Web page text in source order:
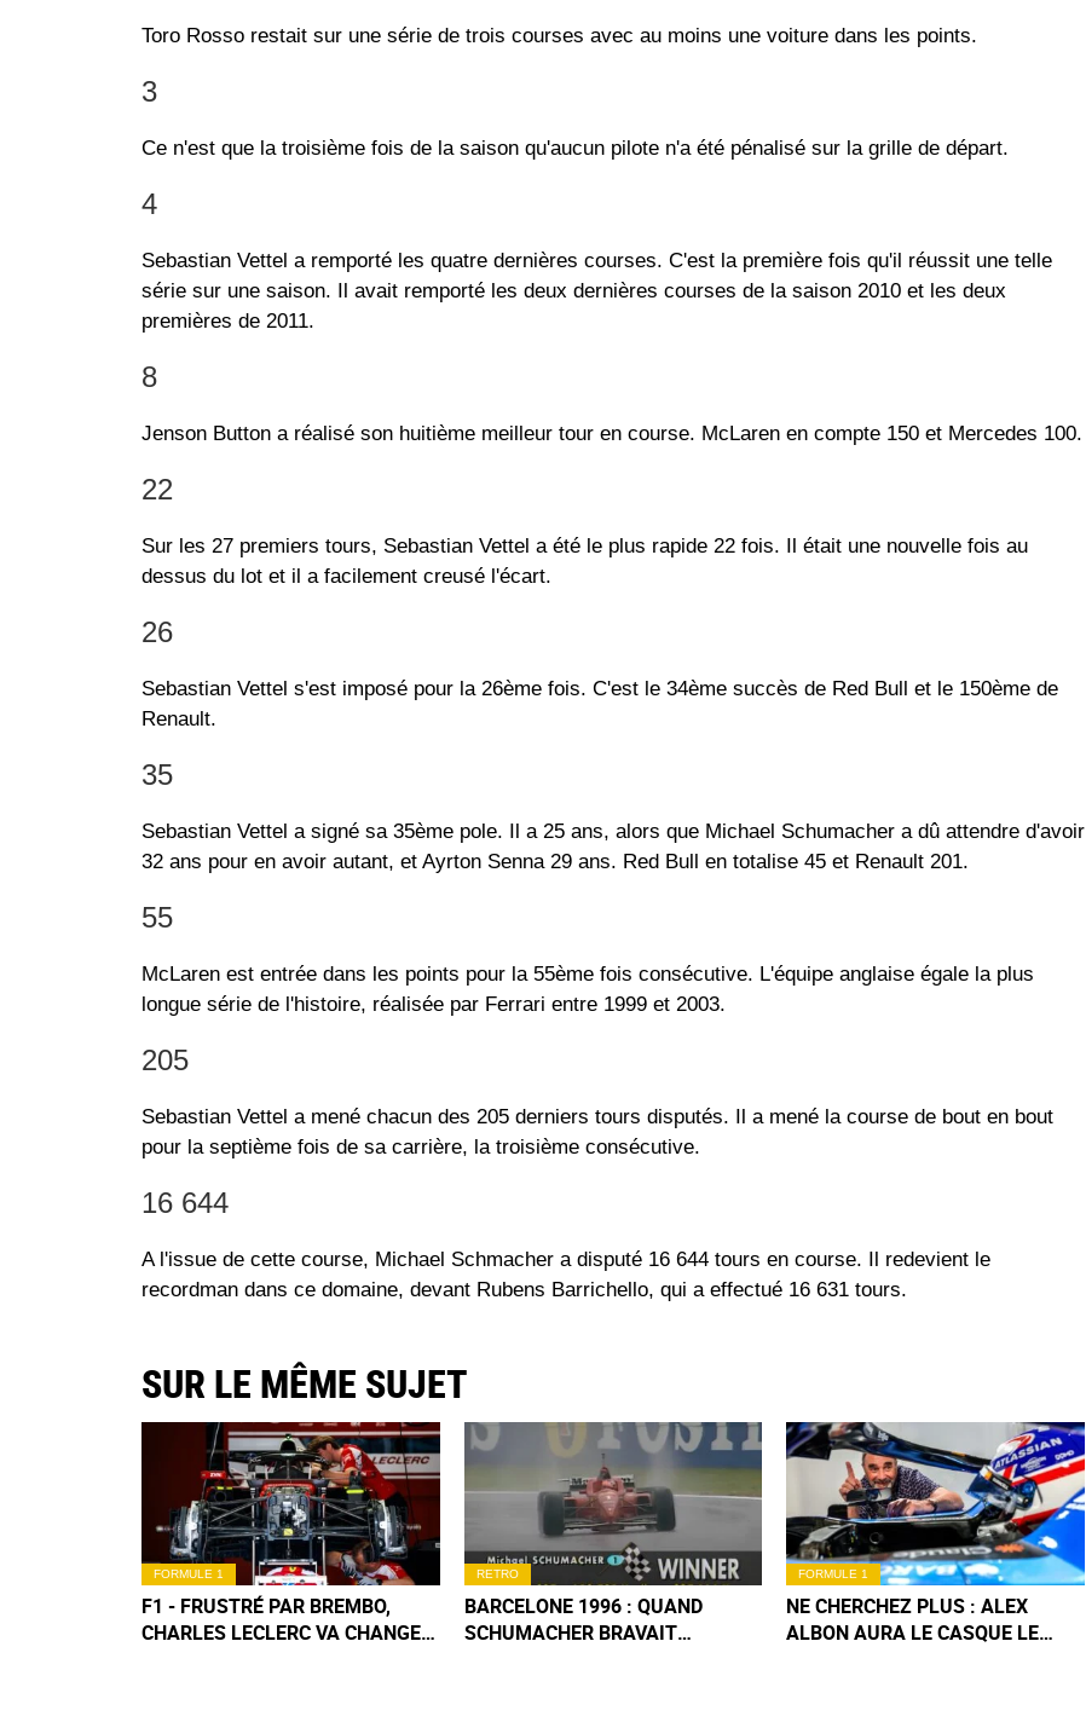
Toro Rosso restait sur une série de trois courses avec au moins une voiture dans les points.
3
Ce n'est que la troisième fois de la saison qu'aucun pilote n'a été pénalisé sur la grille de départ.
4
Sebastian Vettel a remporté les quatre dernières courses. C'est la première fois qu'il réussit une telle
série sur une saison. Il avait remporté les deux dernières courses de la saison 2010 et les deux
premières de 2011.
8
Jenson Button a réalisé son huitième meilleur tour en course. McLaren en compte 150 et Mercedes 100.
22
Sur les 27 premiers tours, Sebastian Vettel a été le plus rapide 22 fois. Il était une nouvelle fois au
dessus du lot et il a facilement creusé l'écart.
26
Sebastian Vettel s'est imposé pour la 26ème fois. C'est le 34ème succès de Red Bull et le 150ème de
Renault.
35
Sebastian Vettel a signé sa 35ème pole. Il a 25 ans, alors que Michael Schumacher a dû attendre d'avoir
32 ans pour en avoir autant, et Ayrton Senna 29 ans. Red Bull en totalise 45 et Renault 201.
55
McLaren est entrée dans les points pour la 55ème fois consécutive. L'équipe anglaise égale la plus
longue série de l'histoire, réalisée par Ferrari entre 1999 et 2003.
205
Sebastian Vettel a mené chacun des 205 derniers tours disputés. Il a mené la course de bout en bout
pour la septième fois de sa carrière, la troisième consécutive.
16 644
A l'issue de cette course, Michael Schmacher a disputé 16 644 tours en course. Il redevient le
recordman dans ce domaine, devant Rubens Barrichello, qui a effectué 16 631 tours.
SUR LE MÊME SUJET
FORMULE 1
F1 - FRUSTRÉ PAR BREMBO,
CHARLES LECLERC VA CHANGER
RETRO
BARCELONE 1996 : QUAND
SCHUMACHER BRAVAIT
FORMULE 1
NE CHERCHEZ PLUS : ALEX
ALBON AURA LE CASQUE LE